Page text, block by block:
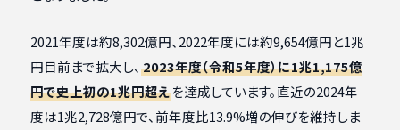
2021年度は約8,302億円、2022年度には約9,654億円と1兆
円目前まで拡大し、 2023年度（令和5年度）に1兆1,175億
円で史上初の1兆円超えを達成しています。直近の2024年
度は1兆2,728億円で、前年度比13.9%増の伸びを維持しま